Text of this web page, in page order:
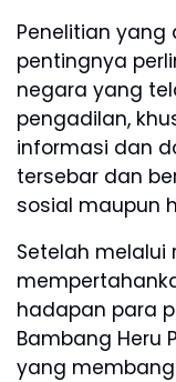
Penelitian
pentingnya
negara yang
pengadilan,
informasi dan
tersebar dan
sosial maupun
Setelah melalui
hadapan para
Bambang Heru
yang